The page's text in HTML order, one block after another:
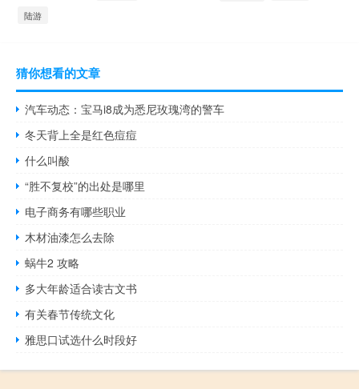
陆游
猜你想看的文章
汽车动态：宝马i8成为悉尼玫瑰湾的警车
冬天背上全是红色痘痘
什么叫酸
“胜不复校”的出处是哪里
电子商务有哪些职业
木材油漆怎么去除
蜗牛2 攻略
多大年龄适合读古文书
有关春节传统文化
雅思口试选什么时段好